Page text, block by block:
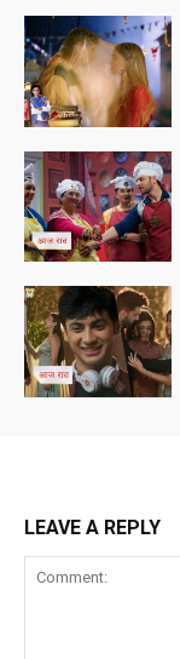
LEAVE A REPLY